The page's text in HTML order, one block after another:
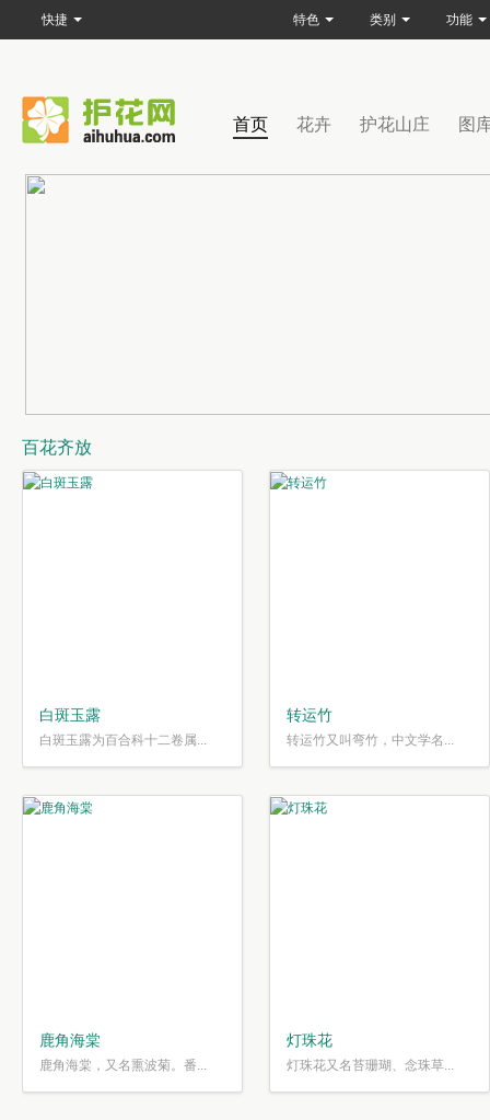
首页 花卉 护花山庄 图
百花齐放
白斑玉露
白斑玉露为百合科十二卷属...
转运竹
转运竹又叫弯竹，中文学名...
鹿角海棠
鹿角海棠，又名熏波菊。番...
灯珠花
灯珠花又名苔珊瑚、念珠草...
快捷 特色 类别 功能